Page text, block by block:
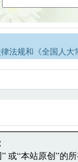
法规和《全国人
保留或删除其管辖
或“本站原创”的